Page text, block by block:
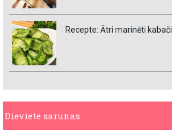
Recepte: Ātri marinēti kabači
Dieviete sarunas